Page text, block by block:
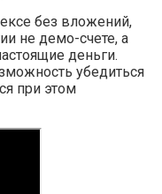
без вложений,
не демо-счете, а
деньги.
убедиться
при этом